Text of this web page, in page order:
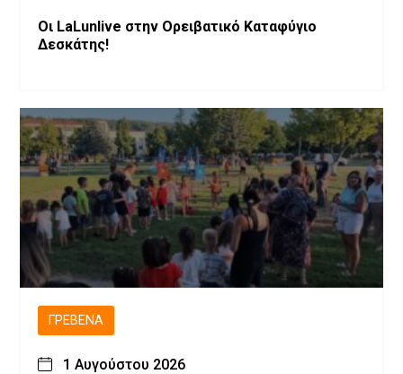
Οι LaLunlive στην Ορειβατικό Καταφύγιο
Δεσκάτης!
ΓΡΕΒΕΝΆ
1 Αυγούστου 2026